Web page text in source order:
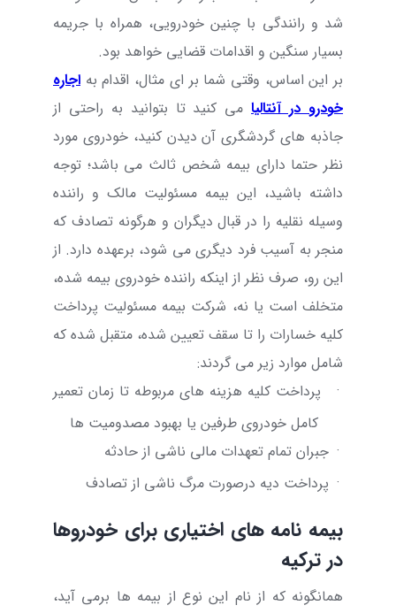
شد و رانندگی با چنین خودرویی، همراه با جریمه
بسیار سنگین و اقدامات قضایی خواهد بود.
بر این اساس، وقتی شما بر ای مثال، اقدام به اجاره
خودرو در آنتالیامی کنید تا بتوانید به راحتی از
جاذبه های گردشگری آن دیدن کنید، خودروی مورد
نظر حتما دارای بیمه شخص ثالث می باشد؛ توجه
داشته باشید، این بیمه مسئولیت مالک و راننده
وسیله نقلیه را در قبال دیگران و هرگونه تصادف که
منجر به آسیب فرد دیگری می شود، برعهده دارد. از
این رو، صرف نظر از اینکه راننده خودروی بیمه شده،
متخلف است یا نه، شرکت بیمه مسئولیت پرداخت
کلیه خسارات را تا سقف تعیین شده، متقبل شده که
شامل موارد زیر می گردند:
·
پرداخت کلیه هزینه های مربوطه تا زمان تعمیر
کامل خودروی طرفین یا بهبود مصدومیت ها
· جبران تمام تعهدات مالی ناشی از حادثه
· پرداخت دیه درصورت مرگ ناشی از تصادف
بیمه نامه های اختیاری برای خودروها
در ترکیه
همانگونه که از نام این نوع از بیمه ها برمی آید،